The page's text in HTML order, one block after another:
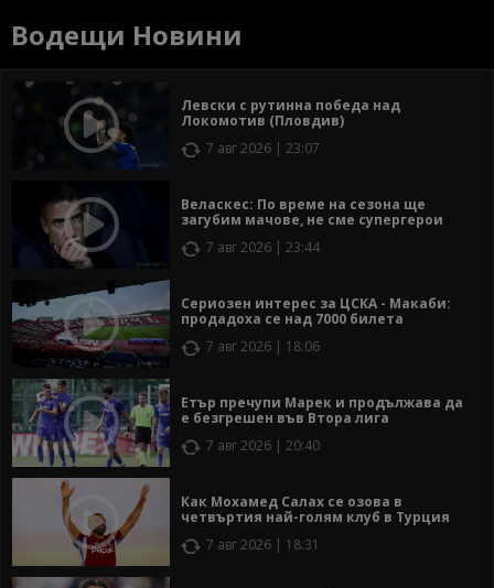
Водещи Новини
Левски с рутинна победа над
Локомотив (Пловдив)
7 авг 2026 | 23:07
Веласкес: По време на сезона ще
загубим мачове, не сме супергерои
7 авг 2026 | 23:44
Сериозен интерес за ЦСКА - Макаби:
продадоха се над 7000 билета
7 авг 2026 | 18:06
Етър пречупи Марек и продължава да
е безгрешен във Втора лига
7 авг 2026 | 20:40
Как Мохамед Салах се озова в
четвъртия най-голям клуб в Турция
7 авг 2026 | 18:31